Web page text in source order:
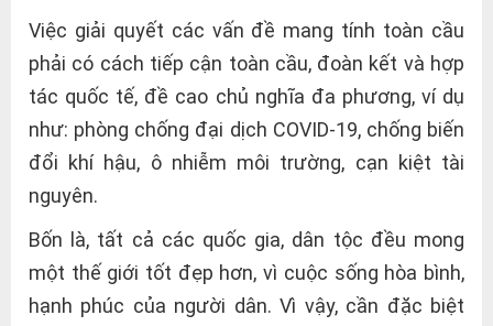
Việc giải quyết các vấn đề mang tính toàn cầu
phải có cách tiếp cận toàn cầu, đoàn kết và hợp
tác quốc tế, đề cao chủ nghĩa đa phương, ví dụ
như: phòng chống đại dịch COVID-19, chống biến
đổi khí hậu, ô nhiễm môi trường, cạn kiệt tài
nguyên.
Bốn là, tất cả các quốc gia, dân tộc đều mong
một thế giới tốt đẹp hơn, vì cuộc sống hòa bình,
hạnh phúc của người dân. Vì vậy, cần đặc biệt